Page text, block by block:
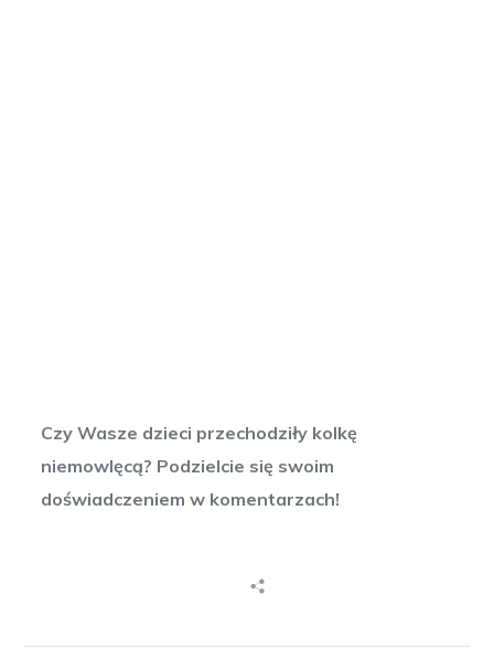
Czy Wasze dzieci przechodziły kolkę
niemowlęcą? Podzielcie się swoim
doświadczeniem w komentarzach!